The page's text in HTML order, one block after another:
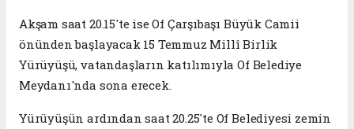
Akşam saat 20.15'te ise Of Çarşıbaşı Büyük Camii
önünden başlayacak 15 Temmuz Millî Birlik
Yürüyüşü, vatandaşların katılımıyla Of Belediye
Meydanı'nda sona erecek.
Yürüyüşün ardından saat 20.25'te Of Belediyesi zemin